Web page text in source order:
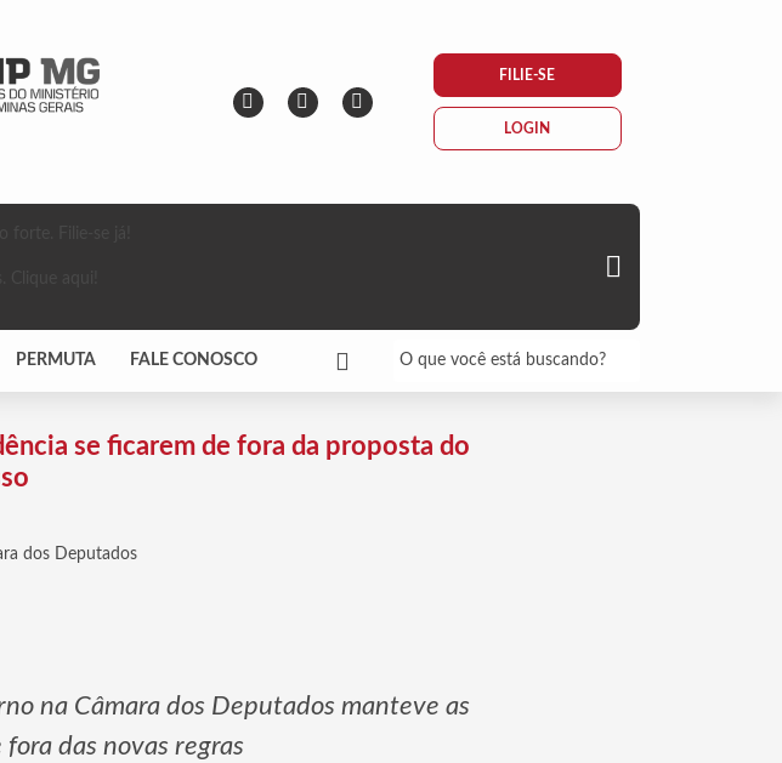
FILIE-SE
LOGIN
PERMUTA FALE CONOSCO
Busca
se ficarem de fora da proposta do
dos Deputados
na Câmara dos Deputados manteve as
das novas regras